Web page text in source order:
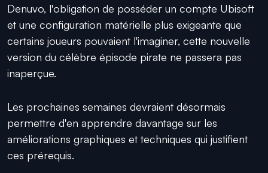
Denuvo, l'obligation de posséder un compte Ubisoft
et une configuration matérielle plus exigeante que
certains joueurs pouvaient l'imaginer, cette nouvelle
version du célèbre épisode pirate ne passera pas
inaperçue.
Les prochaines semaines devraient désormais
permettre d'en apprendre davantage sur les
améliorations graphiques et techniques qui justifient
ces prérequis.